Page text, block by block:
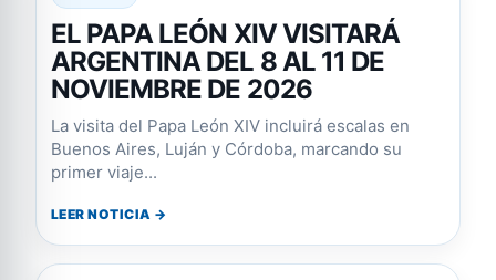
EL PAPA LEÓN XIV VISITARÁ
ARGENTINA DEL 8 AL 11 DE
NOVIEMBRE DE 2026
La visita del Papa León XIV incluirá escalas en
Buenos Aires, Luján y Córdoba, marcando su
primer viaje...
LEER NOTICIA →